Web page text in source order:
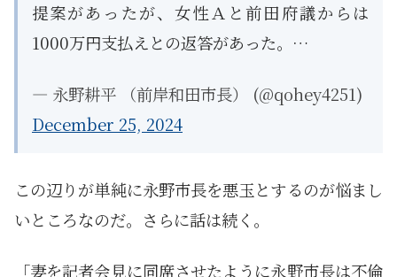
提案があったが、女性Ａと前田府議からは
1000万円支払えとの返答があった。…
— 永野耕平 （前岸和田市長） (@qohey4251)
December 25, 2024
この辺りが単純に永野市長を悪玉とするのが悩まし
いところなのだ。さらに話は続く。
「妻を記者会見に同席させたように永野市長は不倫